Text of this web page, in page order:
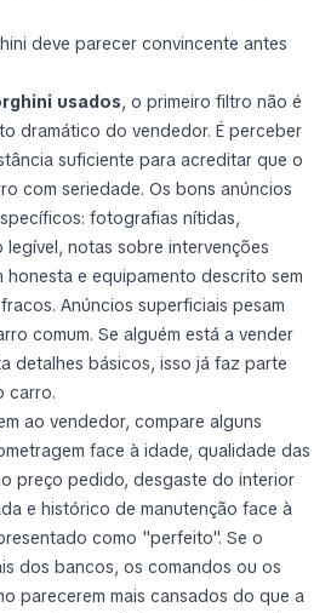
deve parecer convincente antes
usados, o primeiro filtro não é
dramático do vendedor. É perceber
suficiente para acreditar que o
com seriedade. Os bons anúncios
fotografias nítidas,
legível, notas sobre intervenções
honesta e equipamento descrito sem
Anúncios superficiais pesam
comum. Se alguém está a vender
detalhes básicos, isso já faz parte
carro.
ao vendedor, compare alguns
face à idade, qualidade das
preço pedido, desgaste do interior
e histórico de manutenção face à
como "perfeito". Se o
dos bancos, os comandos ou os
parecerem mais cansados do que a